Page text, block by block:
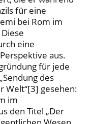
für eine
bei Rom im
eine
aus.
für jede
des
Welt“[3] gesehen:
im
den Titel „Der